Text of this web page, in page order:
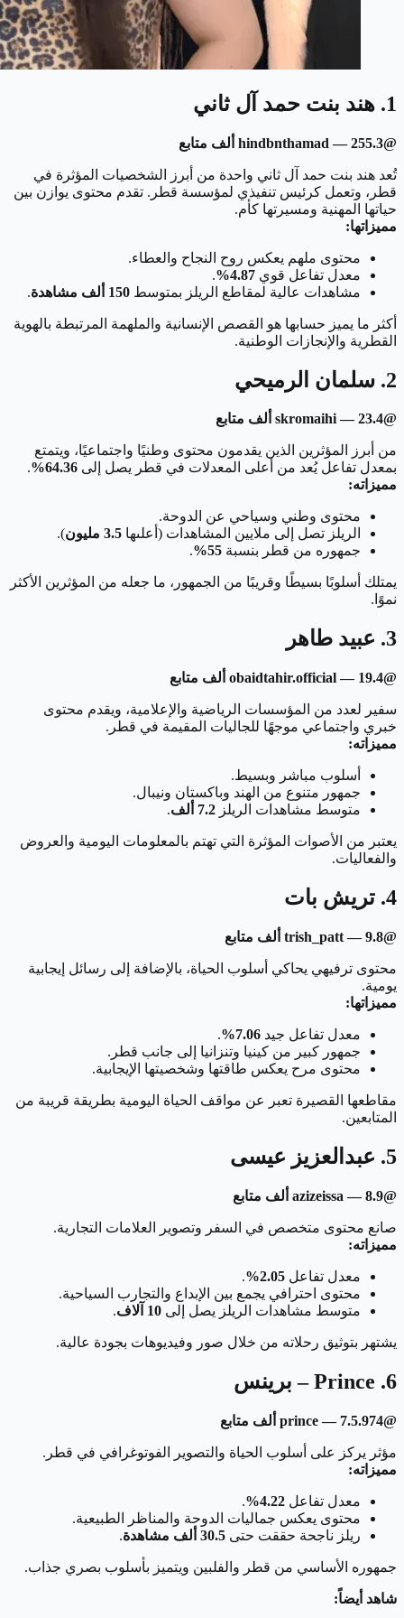
1. هند بنت حمد آل ثاني
@hindbnthamad — 255.3 ألف متابع
تُعد هند بنت حمد آل ثاني واحدة من أبرز الشخصيات المؤثرة في
قطر، وتعمل كرئيس تنفيذي لمؤسسة قطر. تقدم محتوى يوازن بين
حياتها المهنية ومسيرتها كأم.
مميزاتها:
محتوى ملهم يعكس روح النجاح والعطاء.
معدل تفاعل قوي 4.87%
.
مشاهدات عالية لمقاطع الريلز بمتوسط 150 ألف مشاهدة .
أكثر ما يميز حسابها هو القصص الإنسانية والملهمة المرتبطة بالهوية
القطرية والإنجازات الوطنية.
2. سلمان الرميحي
@skromaihi — 23.4 ألف متابع
من أبرز المؤثرين الذين يقدمون محتوى وطنيًا واجتماعيًا، ويتمتع
بمعدل تفاعل يُعد من أعلى المعدلات في قطر يصل إلى 64.36%
.
مميزاته:
محتوى وطني وسياحي عن الدوحة.
الريلز تصل إلى ملايين المشاهدات (أعلىها 3.5 مليون
).
جمهوره من قطر بنسبة 55%
.
يمتلك أسلوبًا بسيطًا وقريبًا من الجمهور، ما جعله من المؤثرين الأكثر
نموًا.
3. عبيد طاهر
@obaidtahir.official — 19.4 ألف متابع
سفير لعدد من المؤسسات الرياضية والإعلامية، ويقدم محتوى
خبري واجتماعي موجهًا للجاليات المقيمة في قطر.
مميزاته:
أسلوب مباشر وبسيط.
جمهور متنوع من الهند وباكستان ونيبال.
متوسط مشاهدات الريلز 7.2 ألف .
يعتبر من الأصوات المؤثرة التي تهتم بالمعلومات اليومية والعروض
والفعاليات.
4. تريش بات
@trish_patt — 9.8 ألف متابع
محتوى ترفيهي يحاكي أسلوب الحياة، بالإضافة إلى رسائل إيجابية
يومية.
مميزاتها:
معدل تفاعل جيد 7.06%
.
جمهور كبير من كينيا وتنزانيا إلى جانب قطر.
محتوى مرح يعكس طاقتها وشخصيتها الإيجابية.
مقاطعها القصيرة تعبر عن مواقف الحياة اليومية بطريقة قريبة من
المتابعين.
5. عبدالعزيز عيسى
@azizeissa — 8.9 ألف متابع
صانع محتوى متخصص في السفر وتصوير العلامات التجارية.
مميزاته:
معدل تفاعل 2.05%
.
محتوى احترافي يجمع بين الإبداع والتجارب السياحية.
متوسط مشاهدات الريلز يصل إلى 10 آلاف .
يشتهر بتوثيق رحلاته من خلال صور وفيديوهات بجودة عالية.
6. Prince – برينس
@974.prince — 7.5 ألف متابع
مؤثر يركز على أسلوب الحياة والتصوير الفوتوغرافي في قطر.
مميزاته:
معدل تفاعل 4.22%
.
محتوى يعكس جماليات الدوحة والمناظر الطبيعية.
ريلز ناجحة حققت حتى 30.5 ألف مشاهدة .
جمهوره الأساسي من قطر والفلبين ويتميز بأسلوب بصري جذاب.
شاهد أيضاً: